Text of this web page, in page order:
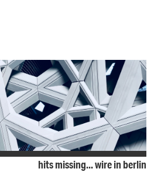
hits missing... wire in berlin